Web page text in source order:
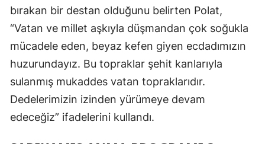
Muş
Nevşehir
Niğde
bırakan bir destan olduğunu belirten Polat,
“Vatan ve millet aşkıyla düşmandan çok soğukla
mücadele eden, beyaz kefen giyen ecdadımızın
huzurundayız. Bu topraklar şehit kanlarıyla
sulanmış mukaddes vatan topraklarıdır.
Dedelerimizin izinden yürümeye devam
edeceğiz” ifadelerini kullandı.